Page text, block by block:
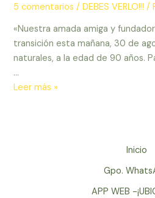
5 comentarios /DEBES VERLO!!! /
«Nuestra amada amiga y
transición esta mañana, 30 de
naturales, a la edad de 90 años.
…
TRIBUTO
Leer más »
Inicio
Gpo.
APP WEB -